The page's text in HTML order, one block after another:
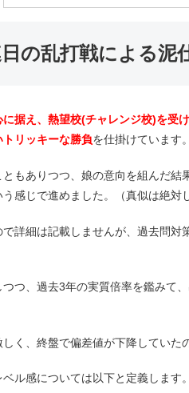
の乱打戦による泥
据え、熱望校(チャレンジ校)を受
リッキーな勝負を仕掛けています。
もありつつ、娘の意向を組んだ
感じで進めました。（真似は絶対
詳細は記載しませんが、過去問
つ、過去3年の実質倍率を鑑みて
く、終盤で偏差値が下降していた
ル感については以下と定義します。